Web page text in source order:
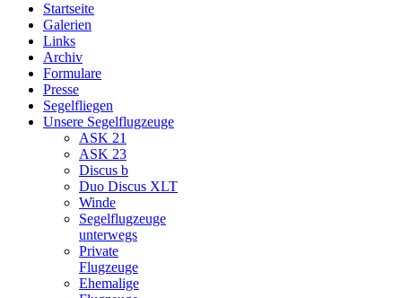
Startseite
Galerien
Links
Archiv
Formulare
Presse
Segelfliegen
Unsere Segelflugzeuge
ASK 21
ASK 23
Discus b
Duo Discus XLT
Winde
Segelflugzeuge
unterwegs
Private
Flugzeuge
Ehemalige